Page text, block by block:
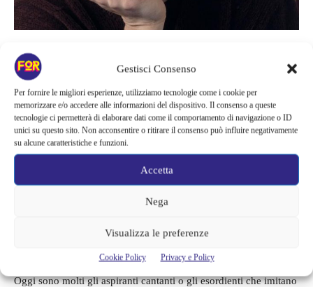
Gestisci Consenso
Per fornire le migliori esperienze, utilizziamo tecnologie come i cookie per
memorizzare e/o accedere alle informazioni del dispositivo. Il consenso a queste
tecnologie ci permetterà di elaborare dati come il comportamento di navigazione o ID
unici su questo sito. Non acconsentire o ritirare il consenso può influire negativamente
su alcune caratteristiche e funzioni.
Accetta
Nega
Visualizza le preferenze
Cookie Policy Privacy e Policy
Facile capire di chi si tratta, proprio di lui,
che morì
tragicamente e prematuramente nel 2002. Per Giorgia fu un
dolore straziante, un dramma insuperabile che ha gettato
un’ombra nella sua vita:“Per me è come se fosse successo un
attimo fa, è un modo per tenerlo sempre accanto. All’epoca ebbi
un crollo totale e assoluto, io sono stata aiutata. Ora me ne
rendo conto, allora non lo capì. È stata una cosa violenta e
compianto cantante un giorno sarà riconosciuto per il suo valore.
Oggi sono molti gli aspiranti cantanti o gli esordienti che imitano